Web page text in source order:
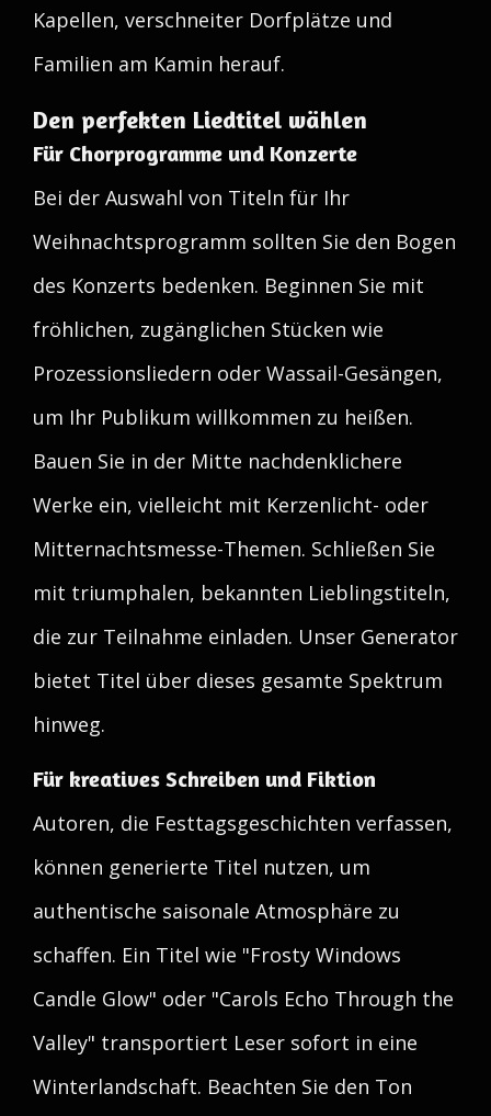
Kapellen, verschneiter Dorfplätze und
Familien am Kamin herauf.
Den perfekten Liedtitel wählen
Für Chorprogramme und Konzerte
Bei der Auswahl von Titeln für Ihr
Weihnachtsprogramm sollten Sie den Bogen
des Konzerts bedenken. Beginnen Sie mit
fröhlichen, zugänglichen Stücken wie
Prozessionsliedern oder Wassail-Gesängen,
um Ihr Publikum willkommen zu heißen.
Bauen Sie in der Mitte nachdenklichere
Werke ein, vielleicht mit Kerzenlicht- oder
Mitternachtsmesse-Themen. Schließen Sie
mit triumphalen, bekannten Lieblingstiteln,
die zur Teilnahme einladen. Unser Generator
bietet Titel über dieses gesamte Spektrum
hinweg.
Für kreatives Schreiben und Fiktion
Autoren, die Festtagsgeschichten verfassen,
können generierte Titel nutzen, um
authentische saisonale Atmosphäre zu
schaffen. Ein Titel wie "Frosty Windows
Candle Glow" oder "Carols Echo Through the
Valley" transportiert Leser sofort in eine
Winterlandschaft. Beachten Sie den Ton